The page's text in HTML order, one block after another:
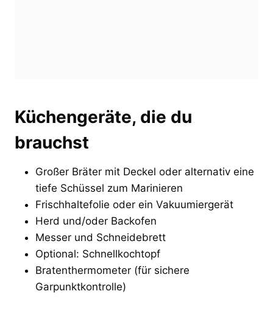
Küchengeräte, die du
brauchst
Großer Bräter mit Deckel oder alternativ eine
tiefe Schüssel zum Marinieren
Frischhaltefolie oder ein Vakuumiergerät
Herd und/oder Backofen
Messer und Schneidebrett
Optional: Schnellkochtopf
Bratenthermometer (für sichere
Garpunktkontrolle)